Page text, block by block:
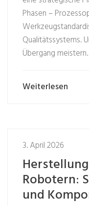
Phasen –
Qualitätssystems.
Übergang
Weiterlesen
3. April 2026
Robotern:
und